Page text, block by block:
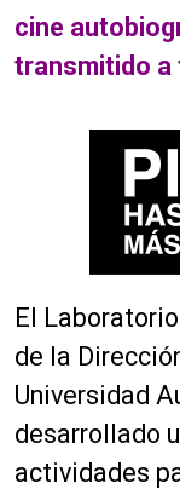
cine
transmitido a
El
de la
Universidad
desarrollado
actividades